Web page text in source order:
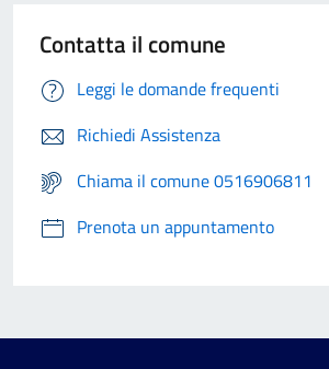
Contatta il comune
Leggi le domande frequenti
Richiedi Assistenza
Chiama il comune 0516906811
Prenota un appuntamento